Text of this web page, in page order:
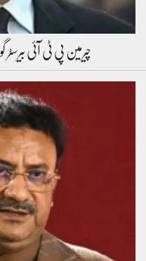
چیرمین پی ٹی آئی بیرسٹر